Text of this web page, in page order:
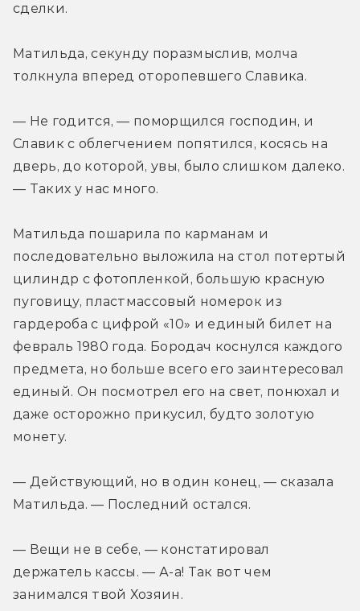
сделки.
Матильда, секунду поразмыслив, молча
толкнула вперед оторопевшего Славика.
— Не годится, — поморщился господин, и
Славик с облегчением попятился, косясь на
дверь, до которой, увы, было слишком далеко.
— Таких у нас много.
Матильда пошарила по карманам и
последовательно выложила на стол потертый
цилиндр с фотопленкой, большую красную
пуговицу, пластмассовый номерок из
гардероба с цифрой «10» и единый билет на
февраль 1980 года. Бородач коснулся каждого
предмета, но больше всего его заинтересовал
единый. Он посмотрел его на свет, понюхал и
даже осторожно прикусил, будто золотую
монету.
— Действующий, но в один конец, — сказала
Матильда. — Последний остался.
— Вещи не в себе, — констатировал
держатель кассы. — А-а! Так вот чем
занимался твой Хозяин.